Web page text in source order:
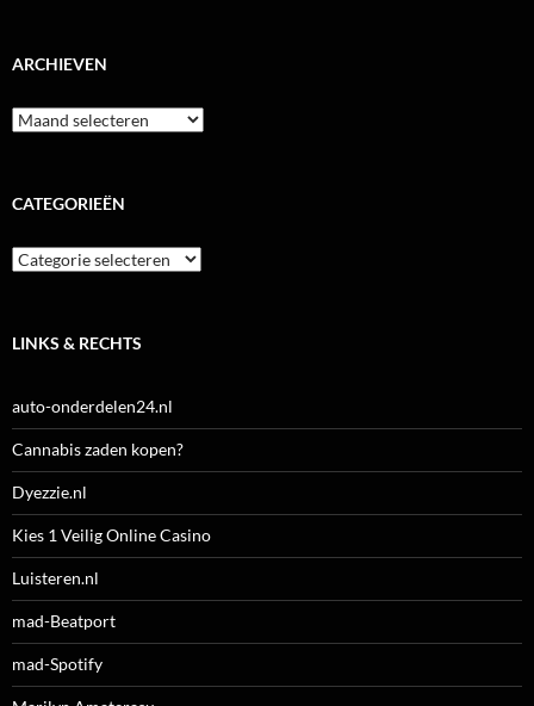
ARCHIEVEN
Archieven
CATEGORIEËN
Categorieën
LINKS & RECHTS
auto-onderdelen24.nl
Cannabis zaden kopen?
Dyezzie.nl
Kies 1 Veilig Online Casino
Luisteren.nl
mad-Beatport
mad-Spotify